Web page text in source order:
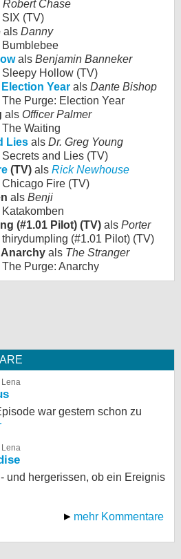
Robert Chase
(TV)
als Danny
als Benjamin Banneker
Hollow (TV)
Year als Dante Bishop
Purge: Election Year
als Officer Palmer
Waiting
Lies als Dr. Greg Young
and Lies (TV)
(TV) als Rick Newhouse
Fire (TV)
als Benji
(#1.01 Pilot) (TV) als Porter
(#1.01 Pilot) (TV)
als The Stranger
Purge: Anarchy
war gestern schon zu
und hergerissen, ob ein Ereignis
mehr Kommentare